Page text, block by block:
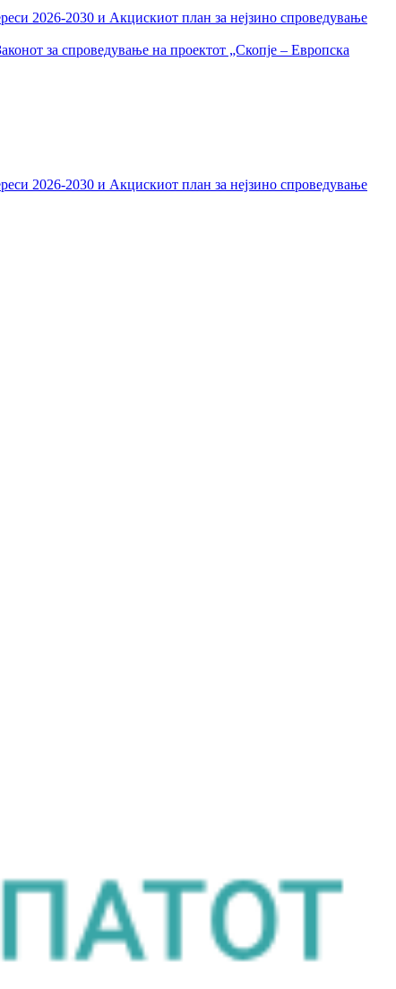
2026-2030 и Акцискиот план за нејзино спроведување
за спроведување на проектот „Скопје – Европска
2026-2030 и Акцискиот план за нејзино спроведување